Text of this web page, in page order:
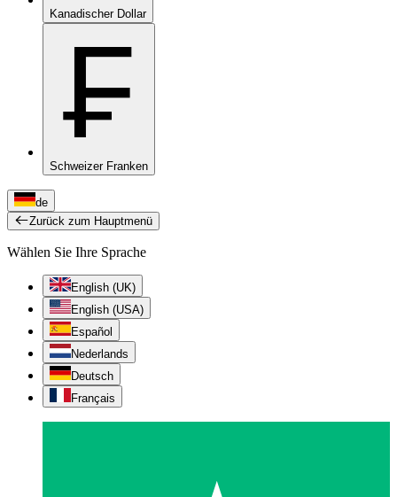
Kanadischer Dollar
₣
Schweizer Franken
de
Zurück zum Hauptmenü
Wählen Sie Ihre Sprache
English (UK)
English (USA)
Español
Nederlands
Deutsch
Français